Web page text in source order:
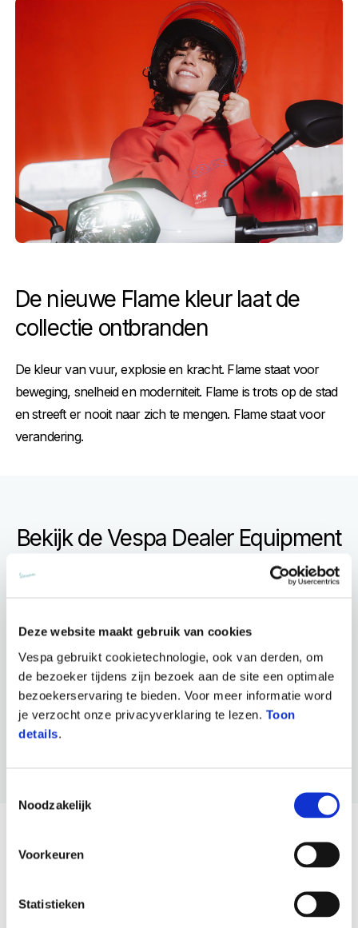
Deze website maakt gebruik van cookies
Vespa gebruikt cookietechnologie, ook van derden, om
de bezoeker tijdens zijn bezoek aan de site een optimale
bezoekerservaring te bieden. Voor meer informatie word
je verzocht onze privacyverklaring te lezen. Toon
details.
Noodzakelijk
Voorkeuren
Statistieken
De nieuwe Flame kleur laat de
collectie ontbranden
De kleur van vuur, explosie en kracht. Flame staat voor
beweging, snelheid en moderniteit. Flame is trots op de stad
en streeft er nooit naar zich te mengen. Flame staat voor
verandering.
Bekijk de Vespa Dealer Equipment
Koop online